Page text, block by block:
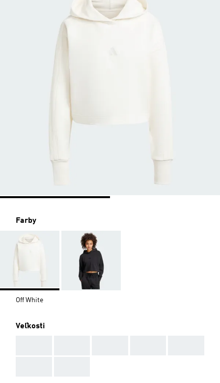
Farby
Off White
Veľkosti